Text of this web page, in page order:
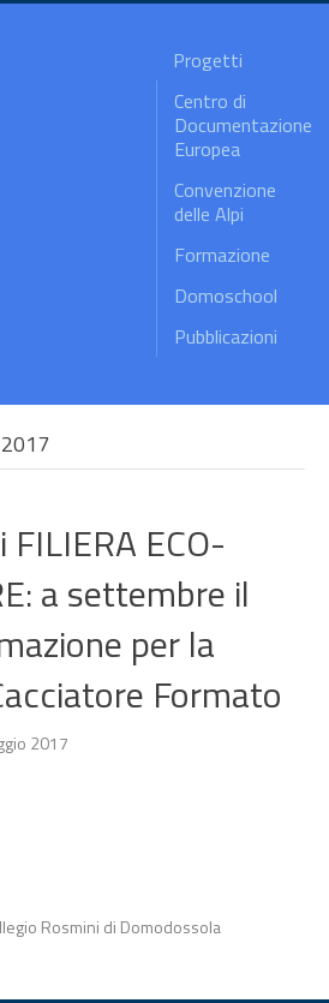
Progetti
Centro di
Documentazione
Europea
Convenzione
delle Alpi
Formazione
Domoschool
Pubblicazioni
FILIERA ECO-
a settembre il
per la
Formato
2017
Rosmini di Domodossola